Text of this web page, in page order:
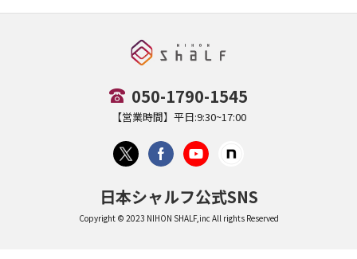
050-1790-1545
【営業時間】平日:9:30~17:00
日本シャルフ公式SNS
Copyright © 2023 NIHON SHALF,inc All rights Reserved